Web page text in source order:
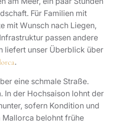
Mallorca belohnt frühe
den Ausflugsgruppen,
Geduld
harten Realitäten dieses
eng, Flächen knapp, die
Guide Michelin empfiehlt